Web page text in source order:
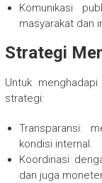
Komunikasi
masyarakat dan
Strategi
Untuk
strategi:
Transparansi:
kondisi internal.
Koordinasi
dan juga